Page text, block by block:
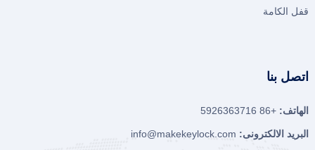
قفل الكامة
اتصل بنا
الهاتف: +86 5926363716
البريد الالكترونى: info@makekeylock.com